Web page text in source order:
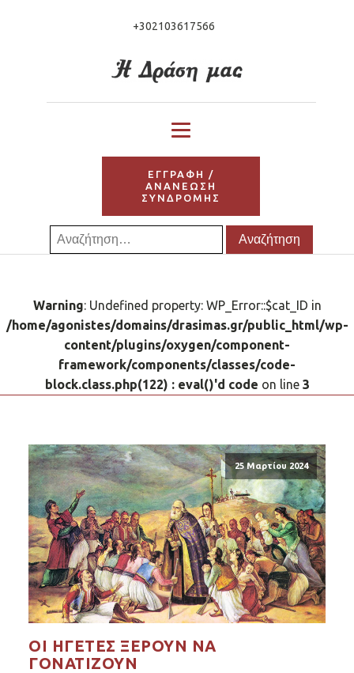
+302103617566
ΕΓΓΡΑΦΗ /
ΑΝΑΝΕΩΣΗ
ΣΥΝΔΡΟΜΗΣ
Αναζήτηση
για:
Warning: Undefined property: WP_Error::$cat_ID in
/home/agonistes/domains/drasimas.gr/public_html/wp-
content/plugins/oxygen/component-
framework/components/classes/code-
block.class.php(122) : eval()'d code on line 3
25 Μαρτίου 2024
ΟΙ ΗΓΕΤΕΣ ΞΈΡΟΥΝ ΝΑ
ΓΟΝΑΤΙΖΟΥΝ